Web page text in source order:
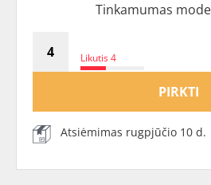
Tinkamumas
Likutis 4
PIRKTI
Atsiėmimas rugpjūčio 10 d.